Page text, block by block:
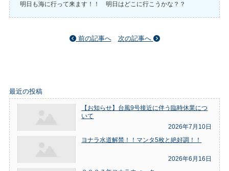
明日も海に行って来ます！！ 明日はどこに行こうかな？？
前の記事へ 次の記事へ
最近の投稿
【お知らせ】台風9号接近に伴う臨時休業につ
いて
2026年7月10日
ヨナラ水道解禁！！マンタ5枚と絶好調！！
2026年6月16日